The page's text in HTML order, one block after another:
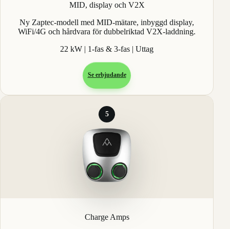
MID, display och V2X
Ny Zaptec-modell med MID-mätare, inbyggd display,
WiFi/4G och hårdvara för dubbelriktad V2X-laddning.
22 kW | 1-fas & 3-fas | Uttag
Se erbjudande
5
Charge Amps